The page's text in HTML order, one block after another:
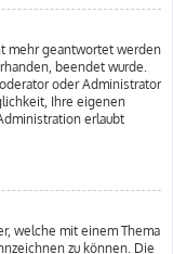
mehr geantwortet werden
beendet wurde.
oder Administrator
Ihre eigenen
erlaubt
welche mit einem Thema
zu können. Die